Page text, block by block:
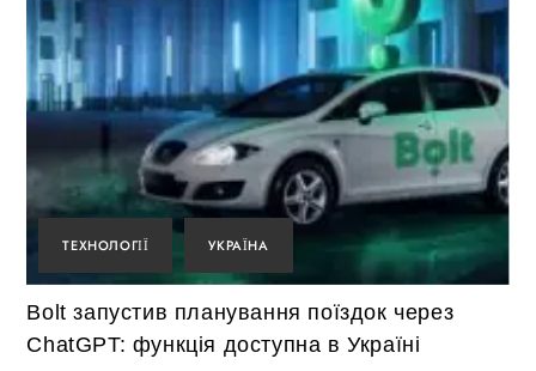
ТЕХНОЛОГІЇ УКРАЇНА
Bolt запустив планування поїздок через
ChatGPT: функція доступна в Україні